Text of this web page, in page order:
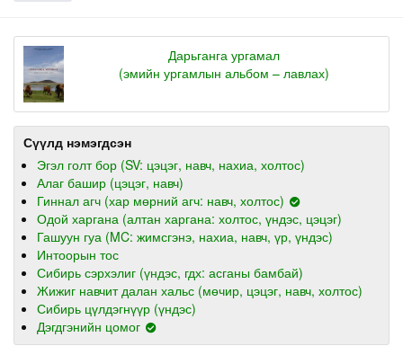
Дарьганга ургамал
(эмийн ургамлын альбом – лавлах)
Сүүлд нэмэгдсэн
Эгэл голт бор (SV: цэцэг, навч, нахиа, холтос)
Алаг башир (цэцэг, навч)
Гиннал агч (хар мөрний агч: навч, холтос)
Одой харгана (алтан харгана: холтос, үндэс, цэцэг)
Гашуун гуа (MC: жимсгэнэ, нахиа, навч, үр, үндэс)
Интоорын тос
Сибирь сэрхэлиг (үндэс, гдх: асганы бамбай)
Жижиг навчит далан хальс (мөчир, цэцэг, навч, холтос)
Сибирь цүлдэгнүүр (үндэс)
Дэгдгэнийн цомог